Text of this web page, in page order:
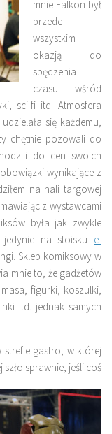
mnie Falkon był
przede
wszystkim
okazją do
spędzenia
czasu wśród
sci-fi itd. Atmosfera
się każdemu,
chętnie pozowali do
do cen swoich
wynikające z
na hali targowej
z wystawcami
była jak zwykle
jedynie na stoisku e-
Sklep komiksowy w
mnie to, że gadżetów
figurki, koszulki,
itd. jednak samych
strefie gastro, w której
sprawnie, jeśli coś